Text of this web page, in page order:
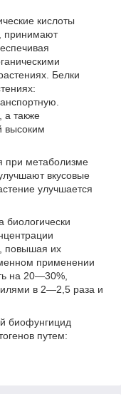
кислоты
принимают
Белки
а также
высоким
при метаболизме
вкусовые
улучшается
повышая их
применении
на 20—30%,
в 2—2,5 раза и
биофунгицид
путем: